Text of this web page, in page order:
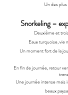
Un des
Snorkeling –
Deuxième et
Eaux turquoise, vie
Un moment fort de la
En fin de journée, retour
Une journée intense mais
beaux